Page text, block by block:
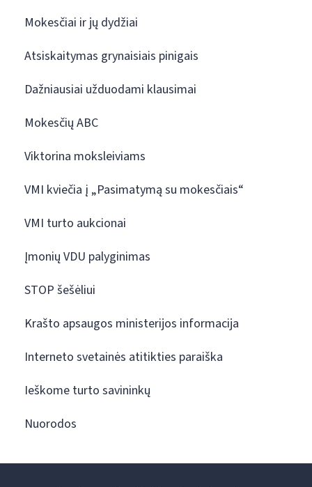
Mokesčiai ir jų dydžiai
Atsiskaitymas grynaisiais pinigais
Dažniausiai užduodami klausimai
Mokesčių ABC
Viktorina moksleiviams
VMI kviečia į „Pasimatymą su mokesčiais“
VMI turto aukcionai
Įmonių VDU palyginimas
STOP šešėliui
Krašto apsaugos ministerijos informacija
Interneto svetainės atitikties paraiška
Ieškome turto savininkų
Nuorodos